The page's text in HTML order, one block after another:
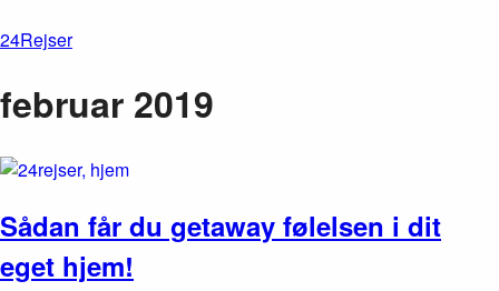
24Rejser
februar 2019
Sådan får du getaway følelsen i dit
eget hjem!